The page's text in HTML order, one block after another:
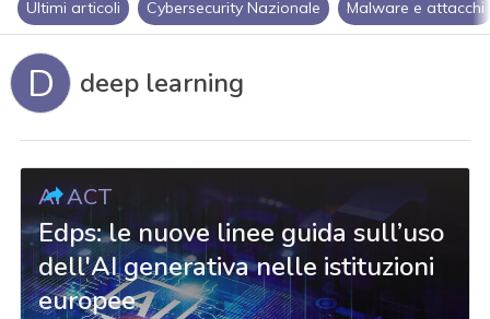
Ultimi articoli Cybersecurity Nazionale Malware e attacchi
D deep learning
AI ACT
Edps: le nuove linee guida sull’uso
dell'AI generativa nelle istituzioni
europee